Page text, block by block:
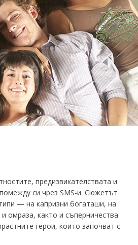
предизвикателствата и
си чрез SMS-и. Сюжетът
— на капризни богаташи, на
омраза, както и съперничества
герои, които започват с